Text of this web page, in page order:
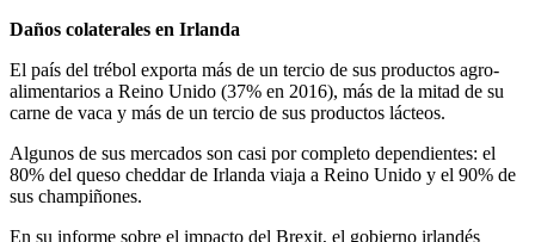
Daños colaterales en Irlanda
El país del trébol exporta más de un tercio de sus productos agro-
alimentarios a Reino Unido (37% en 2016), más de la mitad de su
carne de vaca y más de un tercio de sus productos lácteos.
Algunos de sus mercados son casi por completo dependientes: el
80% del queso cheddar de Irlanda viaja a Reino Unido y el 90% de
sus champiñones.
En su informe sobre el impacto del Brexit, el gobierno irlandés